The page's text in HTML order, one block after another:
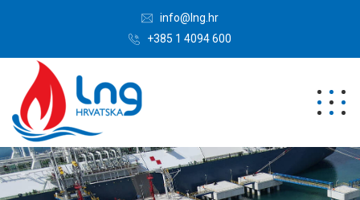
info@lng.hr
+385 1 4094 600